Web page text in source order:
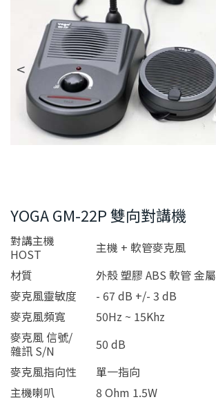
YOGA GM-22P 雙向對講機
對講主機
HOST
主機 + 軟管麥克風
材質
外殼 塑膠 ABS 軟管 金屬
麥克風靈敏度
- 67 dB +/- 3 dB
麥克風頻寬
50Hz ~ 15Khz
麥克風 信號/
雜訊 S/N
50 dB
麥克風指向性
單一指向
主機喇叭
8 Ohm 1.5W